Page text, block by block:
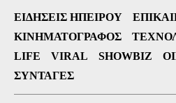
ΕΙΔΉΣΕΙΣ ΗΠΕΊΡΟΥ
ΚΙΝΗΜΑΤΟΓΡΆΦΟΣ
LIFE
VIRAL SHOWBIZ
ΣΥΝΤΑΓΈΣ